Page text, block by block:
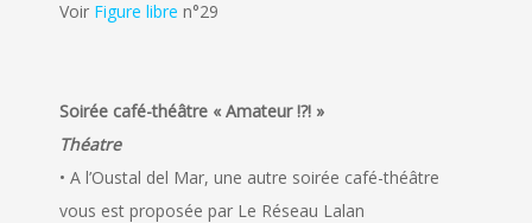
Voir Figure libre n°29
Soirée café-théâtre « Amateur !?! »
Théatre
• A l’Oustal del Mar, une autre soirée café-théâtre
vous est proposée par Le Réseau Lalan